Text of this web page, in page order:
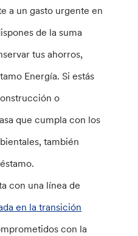
a un gasto urgente en
de la suma
tus ahorros,
Energía. Si estás
o
que cumpla con los
también
con una línea de
en la transición
con la